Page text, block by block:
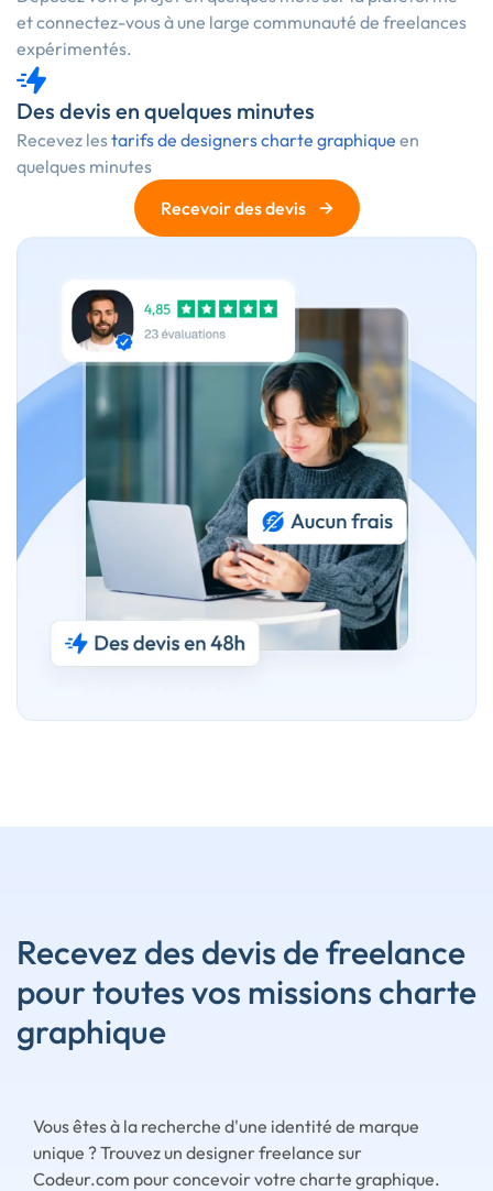
et connectez-vous à une large communauté de freelances
expérimentés.
Des devis en quelques minutes
Recevez lestarifs de designers charte graphique en
quelques minutes
Recevoir des devis
→
Recevez des devis de freelance
pour toutes vos missions charte
graphique
Vous êtes à la recherche d'une identité de marque
unique ? Trouvez un designer freelance sur
Codeur.com pour concevoir votre charte graphique.